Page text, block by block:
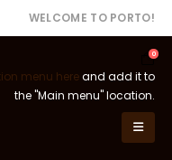
WELCOME TO PORTO!
0
menu hereand add it to
the "Main menu" location.